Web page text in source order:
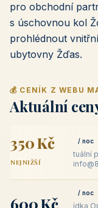
pro obchodní
s úschovnou kol
prohlédnout
ubytovny Žďas.
💰 CENÍK Z WEBU
Aktuální
350 Kč
NEJNIŽŠÍ
/ noc
tuální
600 Kč
/ noc
ídka